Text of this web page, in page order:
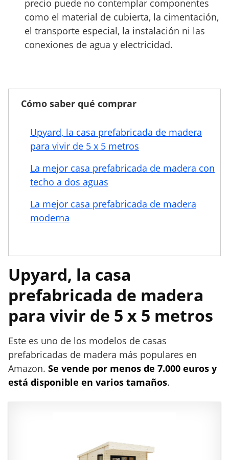
precio puede no contemplar componentes
como el material de cubierta, la cimentación,
el transporte especial, la instalación ni las
conexiones de agua y electricidad.
Cómo saber qué comprar
Upyard, la casa prefabricada de madera
para vivir de 5 x 5 metros
La mejor casa prefabricada de madera con
techo a dos aguas
La mejor casa prefabricada de madera
moderna
Upyard, la casa
prefabricada de madera
para vivir de 5 x 5 metros
Este es uno de los modelos de casas
prefabricadas de madera más populares en
Amazon. Se vende por menos de 7.000 euros y
está disponible en varios tamaños.